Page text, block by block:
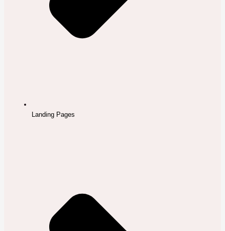
Landing Pages